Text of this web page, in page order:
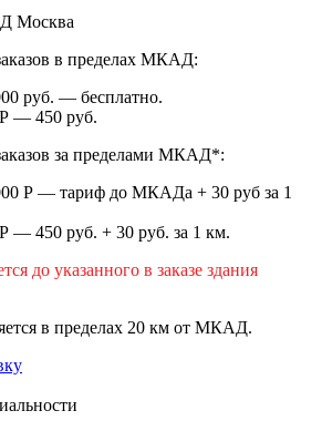
Москва
в пределах МКАД:
руб. — бесплатно.
Р — 450 руб.
за пределами МКАД*:
Р — тариф до МКАДа + 30 руб за 1
— 450 руб. + 30 руб. за 1 км.
до указанного в заказе здания
в пределах 20 км от МКАД.